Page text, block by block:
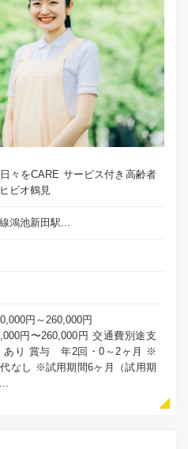
々をCARE サービス付き高齢者
ビオ鶴見
鴻池新田駅...
円～260,000円
円〜260,000円 交通費別途支
り 賞与 年2回・0～2ヶ月 ※
なし ※試用期間6ヶ月（試用期